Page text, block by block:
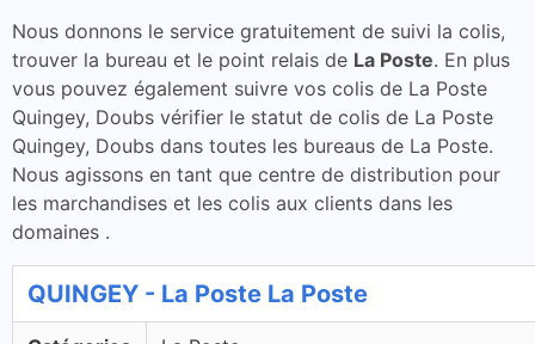
Nous donnons le service gratuitement de suivi la colis,
trouver la bureau et le point relais de La Poste. En plus
vous pouvez également suivre vos colis de La Poste
Quingey, Doubs vérifier le statut de colis de La Poste
Quingey, Doubs dans toutes les bureaus de La Poste.
Nous agissons en tant que centre de distribution pour
les marchandises et les colis aux clients dans les
domaines .
QUINGEY - La Poste La Poste